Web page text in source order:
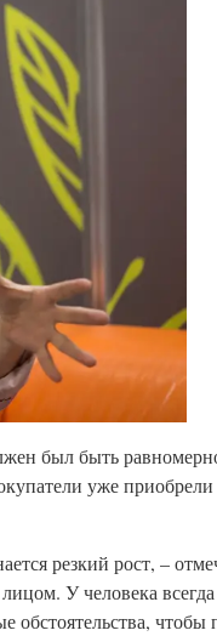
был быть
уже
резкий рост, –
У человека
чтобы